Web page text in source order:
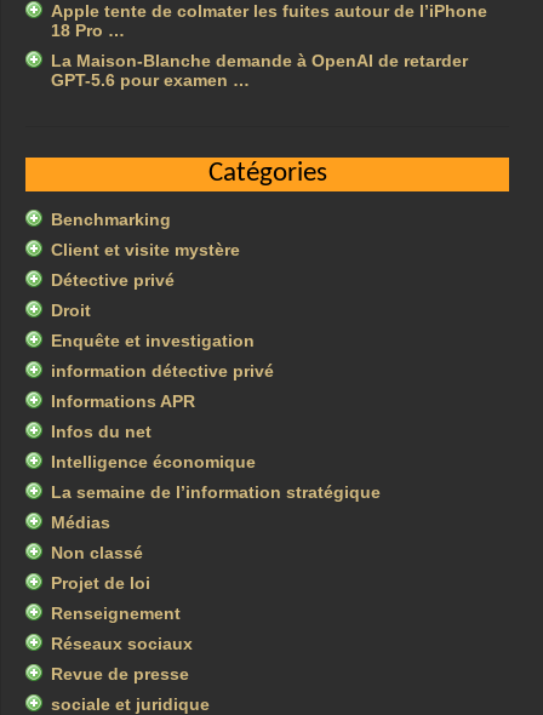
Apple tente de colmater les fuites autour de l’iPhone
18 Pro …
La Maison-Blanche demande à OpenAI de retarder
GPT-5.6 pour examen …
Catégories
Benchmarking
Client et visite mystère
Détective privé
Droit
Enquête et investigation
information détective privé
Informations APR
Infos du net
Intelligence économique
La semaine de l’information stratégique
Médias
Non classé
Projet de loi
Renseignement
Réseaux sociaux
Revue de presse
sociale et juridique